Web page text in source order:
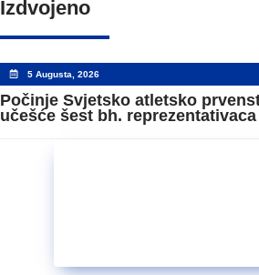
Izdvojeno
5 Augusta, 2026
Počinje Svjetsko atletsko
učešće šest bh. reprezentativaca